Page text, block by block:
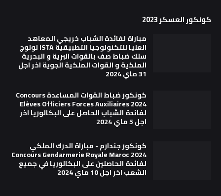
كونكور العسكر 2023
مباراة لفائدة الشباب خريجي المعاهد
العليا للتكنولوجيا التطبيقية ISTA لولوج
سلك ضباط صف بالقوات البرية و البحرية
الملكية و القوات الملكية الجوية اخر اجل
31 ماي 2024
كونكور ضباط القوات المساعدة Concours
Elèves Officiers Forces Auxiliaires 2024
لفائدة الشباب الحاصل على البكالوريا اخر
اجل 5 ماي 2024
كونكور جندارم - مباراة الدرك الملكي
Concours Gendarmerie Royale Maroc 2024
لفائدة الحاصلين على البكالوريا في جميع
الشعب اخر اجل 10 ماي 2024